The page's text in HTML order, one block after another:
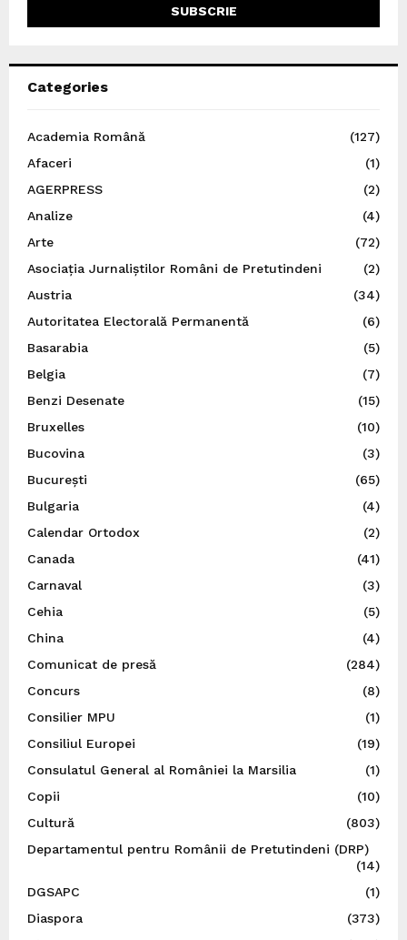
Categories
Academia Română
(127)
Afaceri
(1)
AGERPRESS
(2)
Analize
(4)
Arte
(72)
Asociația Jurnaliștilor Români de Pretutindeni
(2)
Austria
(34)
Autoritatea Electorală Permanentă
(6)
Basarabia
(5)
Belgia
(7)
Benzi Desenate
(15)
Bruxelles
(10)
Bucovina
(3)
București
(65)
Bulgaria
(4)
Calendar Ortodox
(2)
Canada
(41)
Carnaval
(3)
Cehia
(5)
China
(4)
Comunicat de presă
(284)
Concurs
(8)
Consilier MPU
(1)
Consiliul Europei
(19)
Consulatul General al României la Marsilia
(1)
Copii
(10)
Cultură
(803)
Departamentul pentru Românii de Pretutindeni (DRP)
(14)
DGSAPC
(1)
Diaspora
(373)